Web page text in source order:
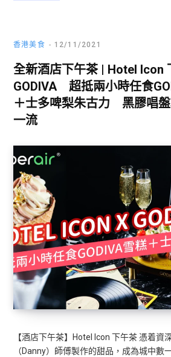
香港美食 12/11/2021
全新酒店下午茶 | Hotel Icon
GODIVA 超抵兩小時任食
＋士多啤梨朱古力 黑膠唱
一流
【酒店下午茶】Hotel Icon 下午茶 憑着資
（Danny）師傅製作的甜品，成為城中數